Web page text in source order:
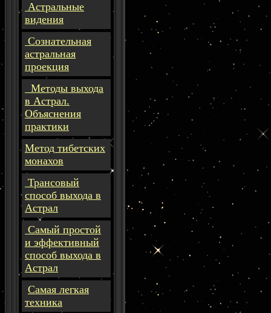
Астральные
видения
Сознательная
астральная
проекция
Методы выхода
в Астрал.
Объяснения
практики
Метод тибетских
монахов
Трансовый
способ выхода в
Астрал
Самый простой
и эффективный
способ выхода в
Астрал
Самая легкая
техника